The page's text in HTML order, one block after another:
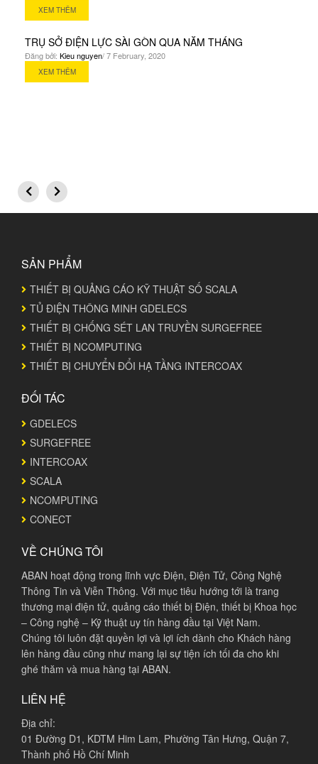
XEM THÊM
TRỤ SỞ ĐIỆN LỰC SÀI GÒN QUA NĂM THÁNG
Đăng bởi: Kieu nguyen/ 7 February, 2020
XEM THÊM
SẢN PHẨM
THIẾT BỊ QUẢNG CÁO KỸ THUẬT SỐ SCALA
TỦ ĐIỆN THÔNG MINH GDELECS
THIẾT BỊ CHỐNG SÉT LAN TRUYỀN SURGEFREE
THIẾT BỊ NCOMPUTING
THIẾT BỊ CHUYỂN ĐỔI HẠ TẦNG INTERCOAX
ĐỐI TÁC
GDELECS
SURGEFREE
INTERCOAX
SCALA
NCOMPUTING
CONECT
VỀ CHÚNG TÔI
ABAN hoạt động trong lĩnh vực Điện, Điện Tử, Công Nghệ
Thông Tin và Viễn Thông. Với mục tiêu hướng tới là trang
thương mại điện tử, quảng cáo thiết bị Điện, thiết bị Khoa học
– Công nghệ – Kỹ thuật uy tín hàng đầu tại Việt Nam.
Chúng tôi luôn đặt quyền lợi và lợi ích dành cho Khách hàng
lên hàng đầu cũng như mang lại sự tiện ích tối đa cho khi
ghé thăm và mua hàng tại ABAN.
LIÊN HỆ
Địa chỉ:
01 Đường D1, KDTM Him Lam, Phường Tân Hưng, Quận 7,
Thành phố Hồ Chí Minh